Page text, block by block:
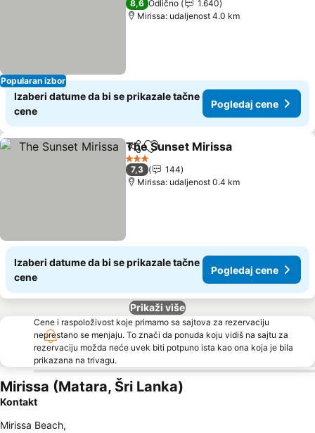
Popularan izbor
8,6 Odlično
1.640
Mirissa: udaljenost 4.0 km
Izaberi datume da bi se prikazale tačne
cene
Pogledaj cene
Deli Dodati u favorite
The Sunset Mirissa
3 Zvezdice
7,3
144
Mirissa: udaljenost 0.4 km
Izaberi datume da bi se prikazale tačne
cene
Pogledaj cene
Prikaži više
Cene i raspoloživost koje primamo sa sajtova za rezervaciju
neprestano se menjaju. To znači da ponuda koju vidiš na sajtu za
rezervaciju možda neće uvek biti potpuno ista kao ona koja je bila
prikazana na trivagu.
Mirissa (Matara, Šri Lanka)
Kontakt
Mirissa Beach,